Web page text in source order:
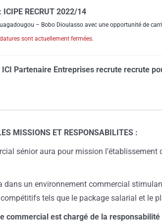
ICIPE RECRUT 2022/14
– Bobo Dioulasso avec une opportunité de
sont actuellement fermées.
ICI Partenaire Entreprises recrute recrute
MISSIONS ET RESPONSABILITES :
sénior aura pour mission
dans un environnement commercial
tels que le package salarial et le
commercial est chargé de la responsabilité